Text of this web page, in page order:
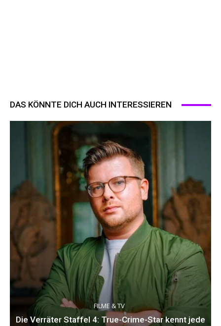
DAS KÖNNTE DICH AUCH INTERESSIEREN
FILME & TV
Die Verräter Staffel 4: True-Crime-Star kennt jede